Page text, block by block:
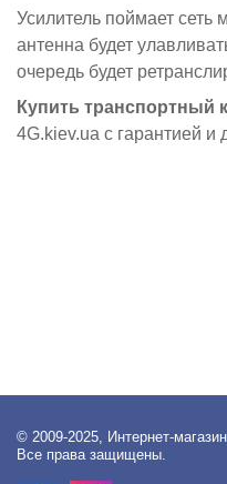
Усилитель поймает сеть
антенна будет
очередь будет
Купить транспортный
4G.kiev.ua с гарантией и
© 2009-2025, Интернет-
Все права защищены.